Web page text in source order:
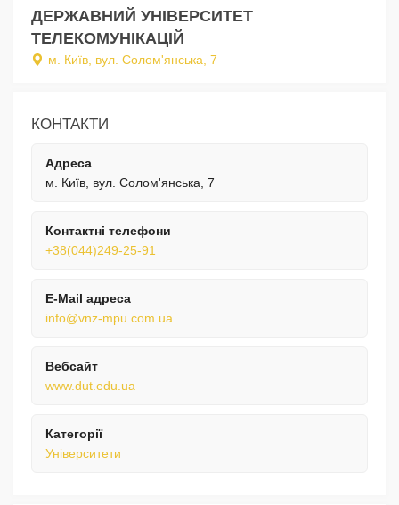
ДЕРЖАВНИЙ УНІВЕРСИТЕТ
ТЕЛЕКОМУНІКАЦІЙ
м. Київ, вул. Солом'янська, 7
КОНТАКТИ
Адреса
м. Київ, вул. Солом'янська, 7
Контактні телефони
+38(044)249-25-91
E-Mail адреса
info@vnz-mpu.com.ua
Вебсайт
www.dut.edu.ua
Категорії
Університети